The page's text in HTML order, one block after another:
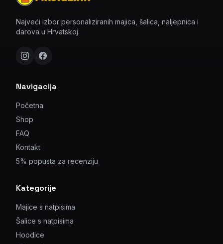
Najveći izbor personaliziranih majica, šalica, naljepnica i
darova u Hrvatskoj.
Navigacija
Početna
Shop
FAQ
Kontakt
5% popusta za recenziju
Kategorije
Majice s natpisima
Šalice s natpisima
Hoodice